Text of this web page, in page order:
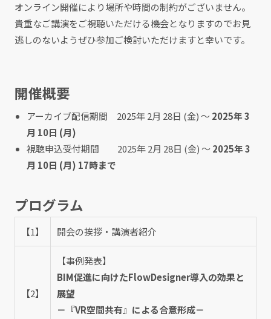
オンライン開催により場所や時間の制約がございません。
貴重なご講演をご視聴いただける機会となりますのでお見
逃しのないようぜひ参加ご検討いただけますと幸いです。
開催概要
アーカイブ配信期間 2025年 2月 28日 (金) ～2025年 3
月 10日 (月)
視聴申込受付期間 2025年 2月 28日 (金) ～2025年 3
月 10日 (月) 17時まで
プログラム
【1】 開会の挨拶・講演者紹介
【2】
【事例発表】
BIM促進に向けたFlowDesigner導入の効果と
展望
－『VR空間共有』による合意形成－